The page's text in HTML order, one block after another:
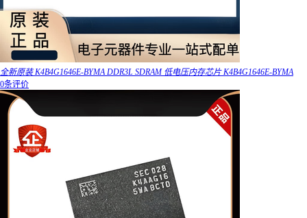
全新原装 K4B4G1646E-BYMA DDR3L SDRAM 低电压内存芯片 K4B4G1646E-BYMA
0条评价